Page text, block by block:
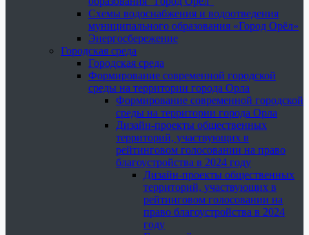
Схемы водоснабжения и водоотведения
муниципального образования «Город Орёл»
Энергосбережение
Городская среда
Городская среда
Формирование современной городской
среды на территории города Орла
Формирование современной городской
среды на территории города Орла
Дизайн-проекты общественных
территорий, участвующих в
рейтинговом голосовании на право
благоустройства в 2024 году
Дизайн-проекты общественных
территорий, участвующих в
рейтинговом голосовании на
право благоустройства в 2024
году